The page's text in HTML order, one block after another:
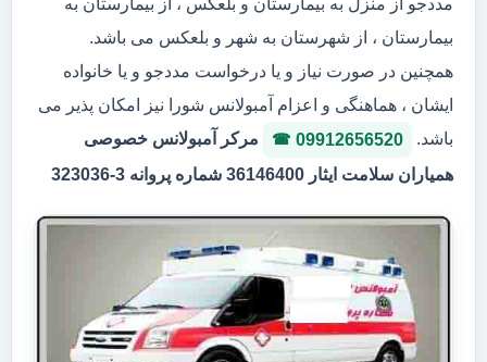
مددجو از منزل به بیمارستان و بلعکس ، از بیمارستان به
بیمارستان ، از شهرستان به شهر و بلعکس می باشد.
همچنین در صورت نیاز و یا درخواست مددجو و یا خانواده
ایشان ، هماهنگی و اعزام آمبولانس شورا نیز امکان پذیر می
باشد.
09912656520
مرکر آمبولانس خصوصی
همیاران سلامت ایثار 36146400 شماره پروانه 3-323036